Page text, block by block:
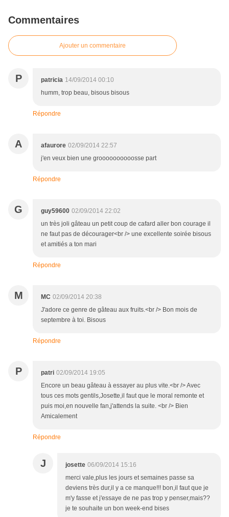
Commentaires
Ajouter un commentaire
P patricia 14/09/2014 00:10
humm, trop beau, bisous bisous
Répondre
A afaurore 02/09/2014 22:57
j'en veux bien une groooooooooosse part
Répondre
G guy59600 02/09/2014 22:02
un très joli gâteau un petit coup de cafard aller bon courage il
ne faut pas de décourager<br /> une excellente soirée bisous
et amitiés a ton mari
Répondre
M MC 02/09/2014 20:38
J'adore ce genre de gâteau aux fruits.<br /> Bon mois de
septembre à toi. Bisous
Répondre
P patri 02/09/2014 19:05
Encore un beau gâteau à essayer au plus vite.<br /> Avec
tous ces mots gentils,Josette,il faut que le moral remonte et
puis moi,en nouvelle fan,j'attends la suite. <br /> Bien
Amicalement
Répondre
J josette 06/09/2014 15:16
merci vale,plus les jours et semaines passe sa
deviens très dur,il y a ce manque!!! bon,il faut que je
m'y fasse et j'essaye de ne pas trop y penser,mais??
je te souhaite un bon week-end bises